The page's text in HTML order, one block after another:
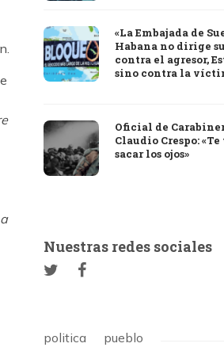
«La Embajada de
Habana no dirige
contra el agresor,
sino contra la
Oficial de
Claudio Crespo: «Te
sacar los ojos»
Nuestras redes sociales
politica pueblo